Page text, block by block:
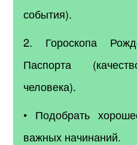
события).
2. Гороскопа
Паспорта
человека).
• Подобрать
важных начинаний.